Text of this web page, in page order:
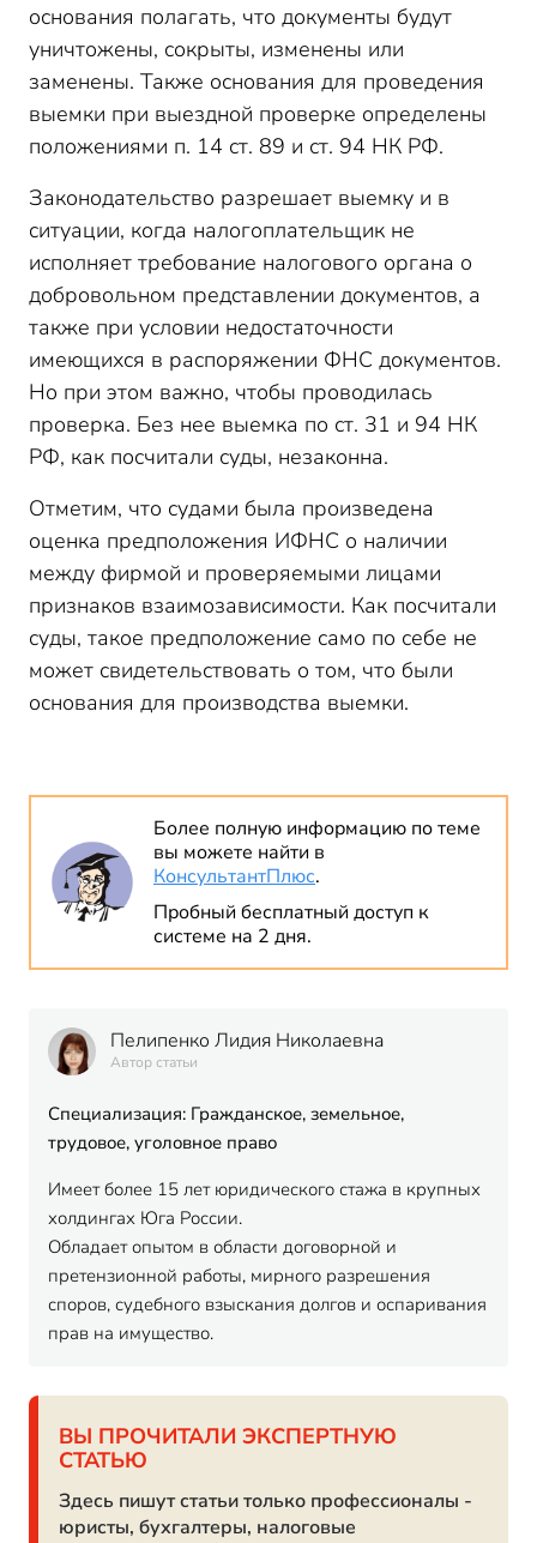
основания полагать, что документы будут
уничтожены, сокрыты, изменены или
заменены. Также основания для проведения
выемки при выездной проверке определены
положениями п. 14 ст. 89 и ст. 94 НК РФ.
Законодательство разрешает выемку и в
ситуации, когда налогоплательщик не
исполняет требование налогового органа о
добровольном представлении документов, а
также при условии недостаточности
имеющихся в распоряжении ФНС документов.
Но при этом важно, чтобы проводилась
проверка. Без нее выемка по ст. 31 и 94 НК
РФ, как посчитали суды, незаконна.
Отметим, что судами была произведена
оценка предположения ИФНС о наличии
между фирмой и проверяемыми лицами
признаков взаимозависимости. Как посчитали
суды, такое предположение само по себе не
может свидетельствовать о том, что были
основания для производства выемки.
Более полную информацию по теме
вы можете найти в
КонсультантПлюс.
Пробный бесплатный доступ к
системе на 2 дня.
Пелипенко Лидия Николаевна
Автор статьи
Специализация: Гражданское, земельное,
трудовое, уголовное право
Имеет более 15 лет юридического стажа в крупных
холдингах Юга России.
Обладает опытом в области договорной и
претензионной работы, мирного разрешения
споров, судебного взыскания долгов и оспаривания
прав на имущество.
ВЫ ПРОЧИТАЛИ ЭКСПЕРТНУЮ
СТАТЬЮ
Здесь пишут статьи только профессионалы -
юристы, бухгалтеры, налоговые